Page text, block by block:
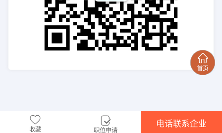
收藏 职位申请
电话联系企业